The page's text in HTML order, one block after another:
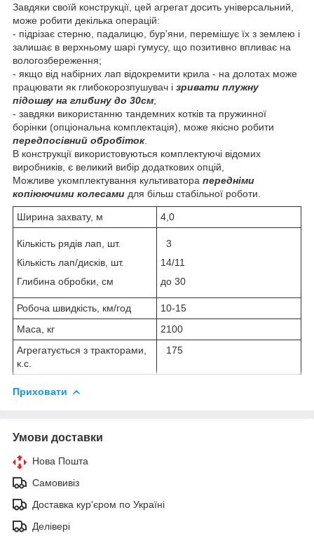
Завдяки своїй конструкції, цей агрегат досить універсальний,
може робити декілька операцій:
- підрізає стерню, падалицю, бур'яни, перемішує їх з землею і
залишає в верхньому шарі гумусу, що позитивно впливає на
вологозбереження;
- якщо від набірних лап відокремити крила - на долотах може
працювати як глибокорозпушувач і зривати плужну
підошву на глибину до 30см;
- завдяки використанню тандемних котків та пружинної
борінки (опціональна комплектація), може якісно робити
передпосівний обробіток.
В конструкції використовуються комплектуючі відомих
виробників, є великий вибір додаткових опцій,
Можливе укомплектування культиватора передніми
копіюючими колесами для більш стабільної роботи.
Ширина захвату, м 4,0
Кількість рядів лап, шт.
Кількість лап/дисків, шт.
Глибина обробки, см
3
14/11
до 30
Робоча швидкість, км/год
10-15
Маса, кг
2100
Агрегатується з тракторами,
к.с.
175
Приховати
Умови доставки
Нова Пошта
Самовивіз
Доставка кур'єром по Україні
Делівері